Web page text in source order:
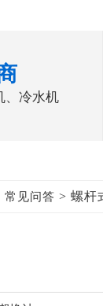
、冷水机
常见问答 > 螺杆